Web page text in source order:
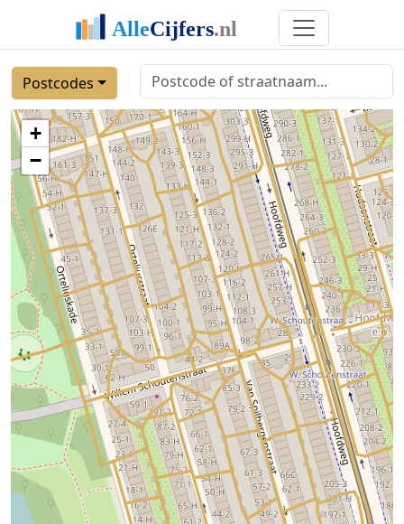
Postcodes
+
−